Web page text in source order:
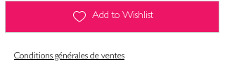
Add to Wishlist
Conditions générales de ventes